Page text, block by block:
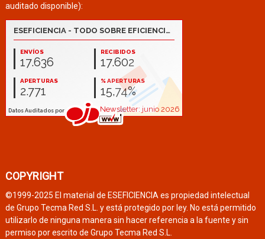
auditado disponible):
COPYRIGHT
©1999-2025 El material de ESEFICIENCIA es propiedad intelectual
de Grupo Tecma Red S.L. y está protegido por ley. No está permitido
utilizarlo de ninguna manera sin hacer referencia a la fuente y sin
permiso por escrito de Grupo Tecma Red S.L.